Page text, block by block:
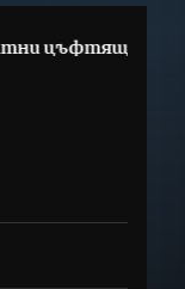
стайни цветя,